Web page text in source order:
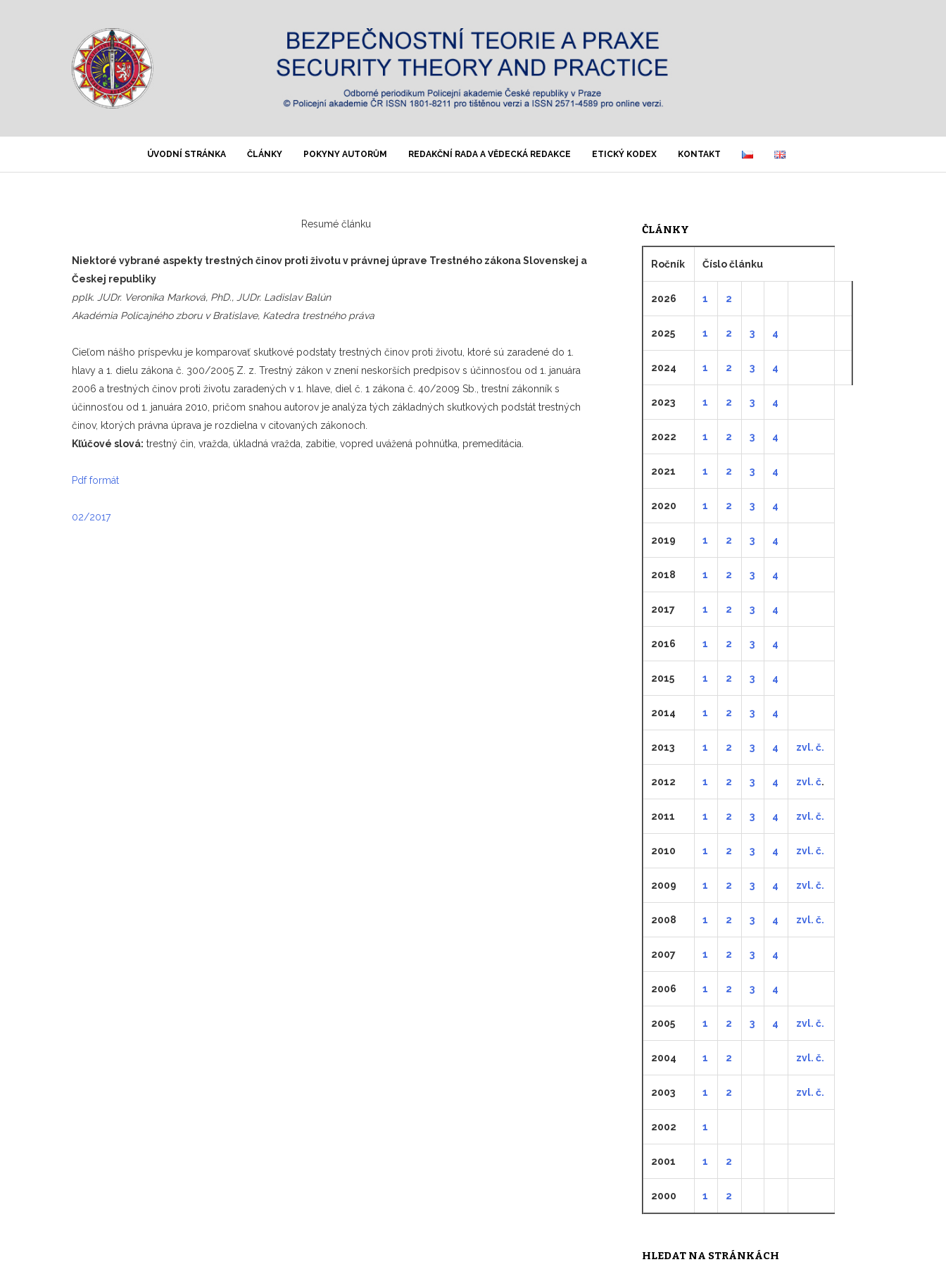
ÚVODNÍ STRÁNKA ČLÁNKY POKYNY AUTORŮM REDAKČNÍ RADA A VĚDECKÁ REDAKCE ETICKÝ KODEX KONTAKT
Resumé článku
Niektoré vybrané aspekty trestných činov proti životu v právnej úprave Trestného zákona Slovenskej a
Českej republiky
pplk. JUDr. Veronika Marková, PhD., JUDr. Ladislav Balún
Akadémia Policajného zboru v Bratislave, Katedra trestného práva
Cieľom nášho príspevku je komparovať skutkové podstaty trestných činov proti životu, ktoré sú zaradené do 1.
hlavy a 1. dielu zákona č. 300/2005 Z. z. Trestný zákon v znení neskorších predpisov s účinnosťou od 1. januára
2006 a trestných činov proti životu zaradených v 1. hlave, diel č. 1 zákona č. 40/2009 Sb., trestní zákonník s
účinnosťou od 1. januára 2010, pričom snahou autorov je analýza tých základných skutkových podstát trestných
činov, ktorých právna úprava je rozdielna v citovaných zákonoch.
Kľúčové slová: trestný čin, vražda, úkladná vražda, zabitie, vopred uvážená pohnútka, premeditácia.
Pdf formát
02/2017
ČLÁNKY
Ročník Číslo článku
2026 1 2
2025 1 2 3 4
2024 1 2 3 4
2023 1 2 3 4
2022 1 2 3 4
2021 1 2 3 4
2020 1 2 3 4
2019 1 2 3 4
2018 1 2 3 4
2017 1 2 3 4
2016 1 2 3 4
2015 1 2 3 4
2014 1 2 3 4
2013 1 2 3 4 zvl. č.
2012 1 2 3 4 zvl. č.
2011 1 2 3 4 zvl. č.
2010 1 2 3 4 zvl. č.
2009 1 2 3 4 zvl. č.
2008 1 2 3 4 zvl. č.
2007 1 2 3 4
2006 1 2 3 4
2005 1 2 3 4 zvl. č.
2004 1 2 zvl. č.
2003 1 2 zvl. č.
2002 1
2001 1 2
2000 1 2
HLEDAT NA STRÁNKÁCH